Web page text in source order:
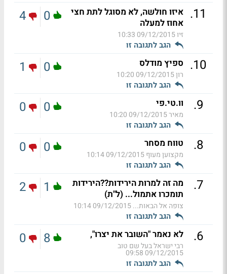
11
. איזו חולשה, לא מסוגל לתת חצי
אחוז למעלה
זיו09/12/2015 10:33
הגב לתגובה זו
0
4
10
. ספיץ מודלס
רון09/12/2015 10:20
הגב לתגובה זו
0
1
9
. וו.טי.פי
מאיר09/12/2015 10:20
הגב לתגובה זו
0
0
8
. טווח מסחר
מקצוען מעוף09/12/2015 10:14
הגב לתגובה זו
0
0
7
.
מה זה למרות הירידות??הירידות
תומכרו אתמול... (ל"ת)
צופה אל הבאות...09/12/2015 10:14
הגב לתגובה זו
1
2
6
. לא נאמר "השובר את יצרו",
רבי ישראל בעל שם טוב
09/12/2015 09:58
הגב לתגובה זו
8
0